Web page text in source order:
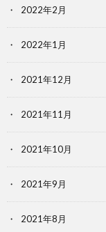
2022年2月
2022年1月
2021年12月
2021年11月
2021年10月
2021年9月
2021年8月